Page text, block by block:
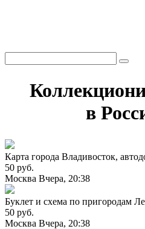
в
Карта города Владивосток,
50 руб.
Москва Вчера, 20:38
Буклет и схема по пригородам
50 руб.
Москва Вчера, 20:38